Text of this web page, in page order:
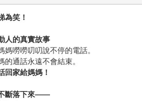
為笑！
人的真實故事
嘮嘮叨叨說不停的電話。
通話永遠不會結束。
回家給媽媽！
斷落下來——